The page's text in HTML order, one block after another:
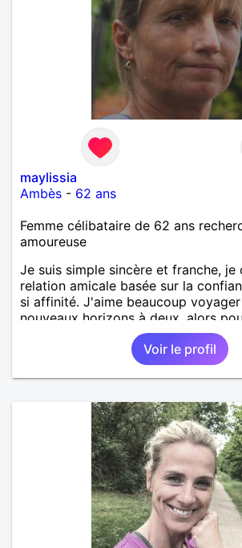
maylissia
Ambès - 62 ans
Femme célibataire de 62 ans
amoureuse
Je suis simple sincère et franche, je
relation amicale basée sur la
si affinité. J'aime beaucoup
nouveaux horizons à deux, alors
Voir le profil